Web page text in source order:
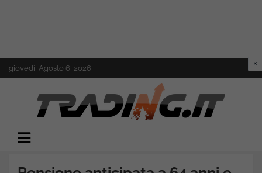
Skip
to
giovedì, Agosto 6, 2026
Trading.it